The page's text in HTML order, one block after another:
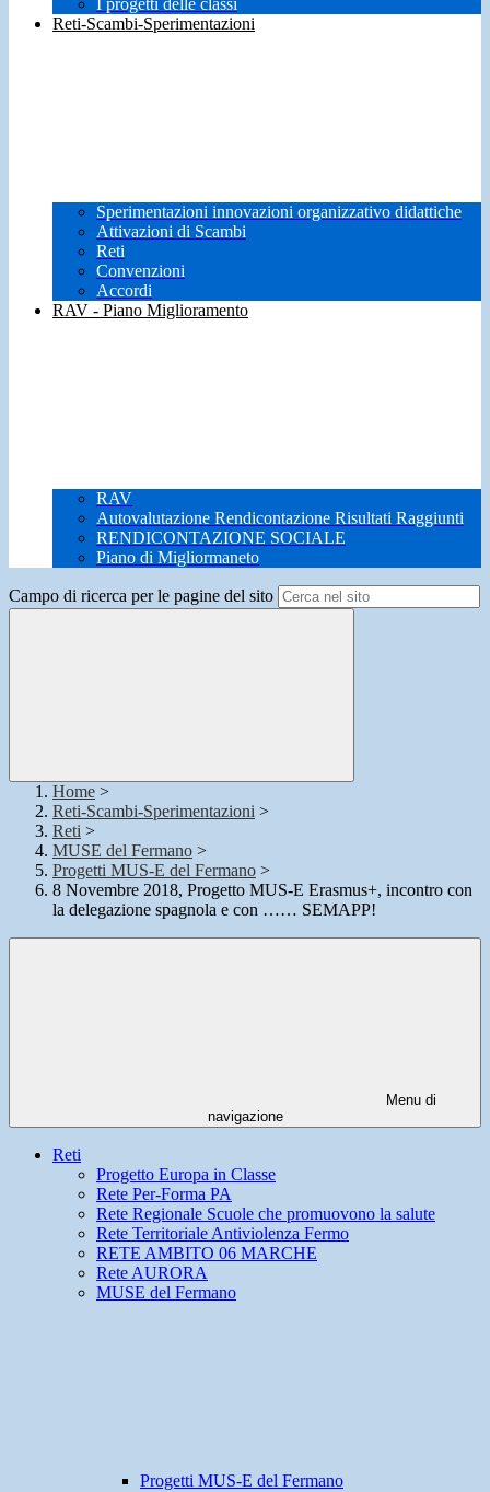
I progetti delle classi
Reti-Scambi-Sperimentazioni
Sperimentazioni innovazioni organizzativo didattiche
Attivazioni di Scambi
Reti
Convenzioni
Accordi
RAV - Piano Miglioramento
RAV
Autovalutazione Rendicontazione Risultati Raggiunti
RENDICONTAZIONE SOCIALE
Piano di Migliormaneto
Campo di ricerca per le pagine del sito
Home >
Reti-Scambi-Sperimentazioni >
Reti >
MUSE del Fermano >
Progetti MUS-E del Fermano >
8 Novembre 2018, Progetto MUS-E Erasmus+, incontro con
la delegazione spagnola e con …… SEMAPP!
Menu di
navigazione
Reti
Progetto Europa in Classe
Rete Per-Forma PA
Rete Regionale Scuole che promuovono la salute
Rete Territoriale Antiviolenza Fermo
RETE AMBITO 06 MARCHE
Rete AURORA
MUSE del Fermano
Progetti MUS-E del Fermano